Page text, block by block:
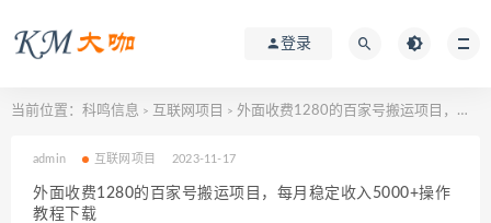
登录
当前位置： 科鸣信息 > 互联网项目 > 外面收费1280的百家号搬运项目，每月稳定收入5000+操作教程下载
admin 互联网项目 2023-11-17
外面收费1280的百家号搬运项目，每月稳定收入5000+操作
教程下载